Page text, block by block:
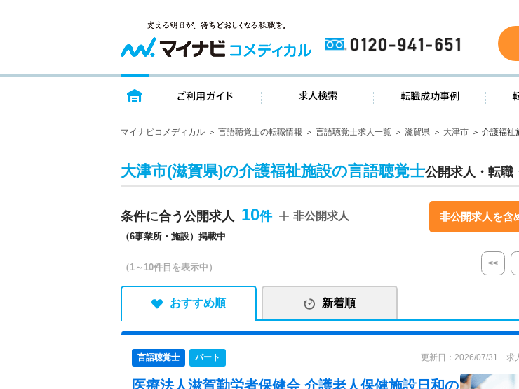
0120-941-651
トップページ ご利用ガイド 求人検索 転職成
マイナビコメディカル 言語聴覚士の転職情報 言語聴覚士求人一覧 滋賀県 大津市 介護福祉
大津市(滋賀県)の介護福祉施設の言語聴覚士公開求人・転職
条件に合う公開求人 10
（6事業所・施設）掲載中
非公開求人 非公開求人を含
（1～10件目を表示中） <<
おすすめ順 新着順
言語聴覚士 パート 更新日：2026/07/31 求
医療法人滋賀勤労者保健会 介護老人保健施設日和の